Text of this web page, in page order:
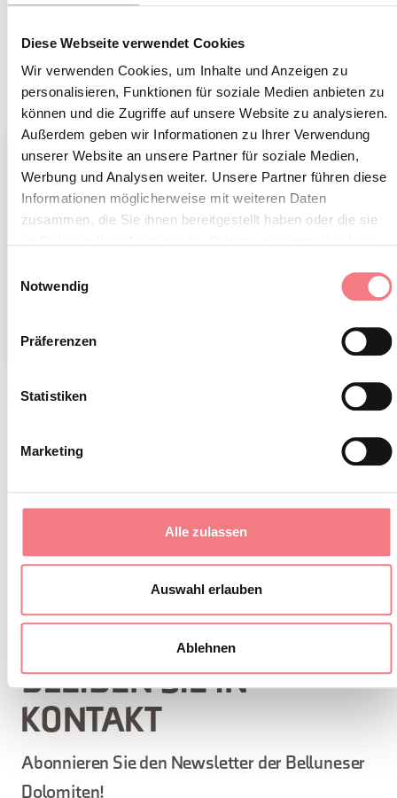
Diese Webseite verwendet Cookies
Wir verwenden Cookies, um Inhalte und Anzeigen zu
personalisieren, Funktionen für soziale Medien anbieten zu
können und die Zugriffe auf unsere Website zu analysieren.
Außerdem geben wir Informationen zu Ihrer Verwendung
unserer Website an unsere Partner für soziale Medien,
Werbung und Analysen weiter. Unsere Partner führen diese
Informationen möglicherweise mit weiteren Daten
zusammen, die Sie ihnen bereitgestellt haben oder die sie
Notwendig
Präferenzen
Statistiken
Marketing
Alle zulassen
Auswahl erlauben
Ablehnen
Darüber hinaus beherbergt das Museum jährlich
zahlreiche thematische Ausstellungen.
1 2
1. Januar 2020 - 20. April 2030: täglich von 09:00
BLEIBEN SIE IN
KONTAKT
Abonnieren Sie den Newsletter der Belluneser
Dolomiten!